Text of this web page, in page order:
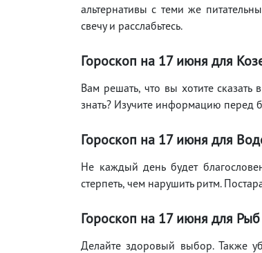
альтернативы с теми же
свечу и расслабьтесь.
Гороскоп на 17июня для
Вам решать, что вы хотите
знать? Изучите информацию перед
Гороскоп на 17июня для
Не каждый день будет
стерпеть, чем нарушить ритм.
Гороскоп на 17июня для Рыб
Делайте здоровый выбор. Также